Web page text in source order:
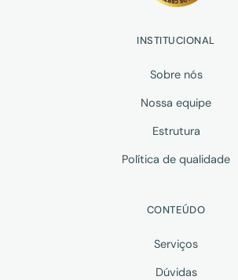
INSTITUCIONAL
Sobre nós
Nossa equipe
Estrutura
Política de qualidade
CONTEÚDO
Serviços
Dúvidas